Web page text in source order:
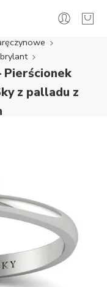
Pierścionek
z palladu z